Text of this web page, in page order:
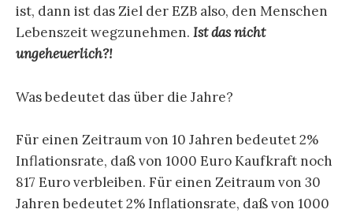
ist, dann ist das Ziel der EZB also, den Menschen
Lebenszeit wegzunehmen. Ist das nicht
ungeheuerlich?!
Was bedeutet das über die Jahre?
Für einen Zeitraum von 10 Jahren bedeutet 2%
Inflationsrate, daß von 1000 Euro Kaufkraft noch
817 Euro verbleiben. Für einen Zeitraum von 30
Jahren bedeutet 2% Inflationsrate, daß von 1000